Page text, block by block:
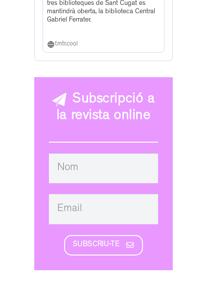
tres biblioteques de Sant Cugat es
mantindrà oberta, la biblioteca Central
Gabriel Ferrater.
f.mtr.cool
Subscripció a
la revista online
SUBSCRIU-TE